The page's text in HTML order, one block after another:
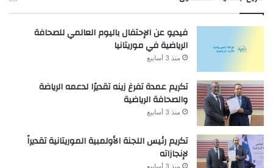
فيديو عن الإحتفال باليوم العالمي للصحافة
الرياضية في موريتانيا
منذ 3 أسابيع
تكريم عمدة تفرغ زينه تقديرًا لدعمه الرياضة
والصحافة الرياضية
منذ 3 أسابيع
تكريم رئيس اللجنة الأولمبية الموريتانية تقديراً
لإنجازاته
منذ 3 أسابيع